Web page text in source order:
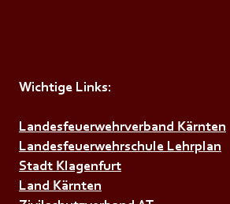
Wichtige Links:
Landesfeuerwehrverband Kärnten
Landesfeuerwehrschule Lehrplan
Stadt Klagenfurt
Land Kärnten